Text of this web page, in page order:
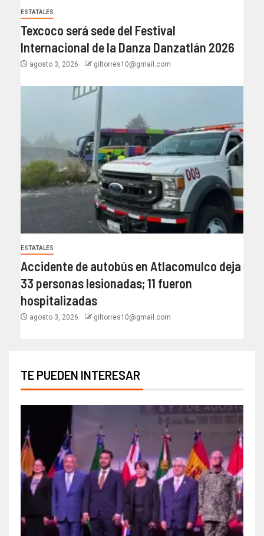
ESTATALES
Texcoco será sede del Festival
Internacional de la Danza Danzatlán 2026
agosto 3, 2026 giltorres10@gmail.com
ESTATALES
Accidente de autobús en Atlacomulco deja
33 personas lesionadas; 11 fueron
hospitalizadas
agosto 3, 2026 giltorres10@gmail.com
TE PUEDEN INTERESAR